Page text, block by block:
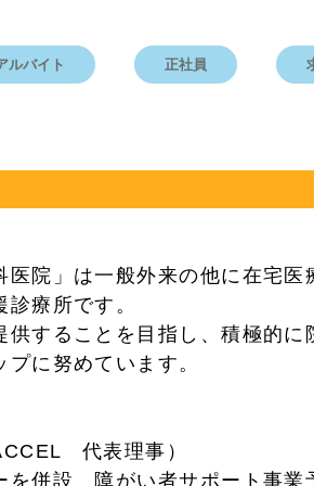
ルバイト 正社員
院」は一般外来の他に在宅医
療所です。
することを目指し、積極的に
に努めています。
代表理事）
を併設 障がい者サポート事業